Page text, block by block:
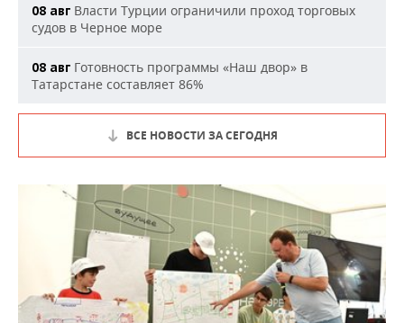
08 авг Власти Турции ограничили проход торговых
судов в Черное море
08 авг Готовность программы «Наш двор» в
Татарстане составляет 86%
ВСЕ НОВОСТИ ЗА СЕГОДНЯ